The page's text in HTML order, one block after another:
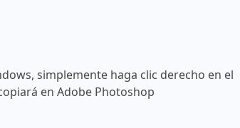
simplemente haga clic derecho en el
en Adobe Photoshop